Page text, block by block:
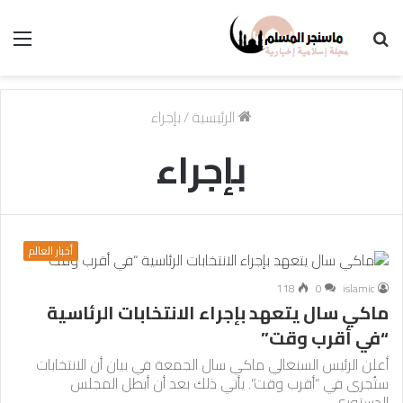
الرئيسية/بإجراء
بإجراء
أخبار العالم
islamic
0
118
ماكي سال يتعهد بإجراء الانتخابات الرئاسية
“في أقرب وقت”
أعلن الرئيس السنغالي ماكي سال الجمعة في بيان أن الانتخابات
ستُجرى في “أقرب وقت”. يأتي ذلك بعد أن أبطل المجلس